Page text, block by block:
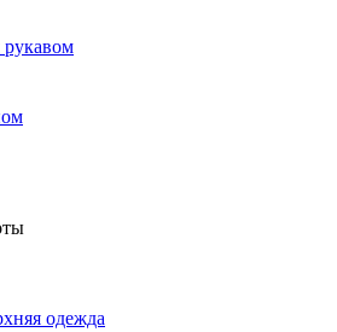
одежда